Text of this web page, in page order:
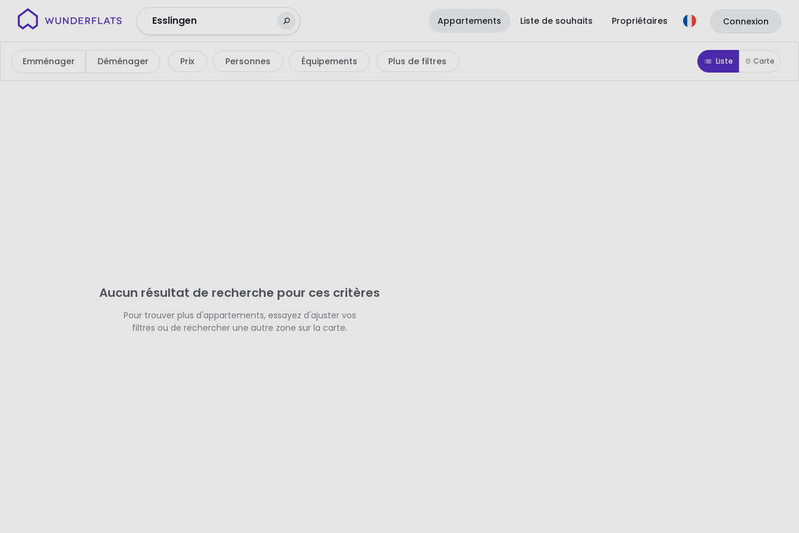
Wunderflats
Aucun
résultat
de
Appartements Liste de souhaits Propriétaires Connexion
Emménager Déménager Prix Personnes Équipements Plus de filtres Liste Carte
Aucun résultat de recherche pour ces critères
Pour trouver plus d'appartements, essayez d'ajuster vos
filtres ou de rechercher une autre zone sur la carte.